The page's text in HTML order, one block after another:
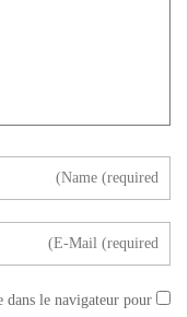
le navigateur pour